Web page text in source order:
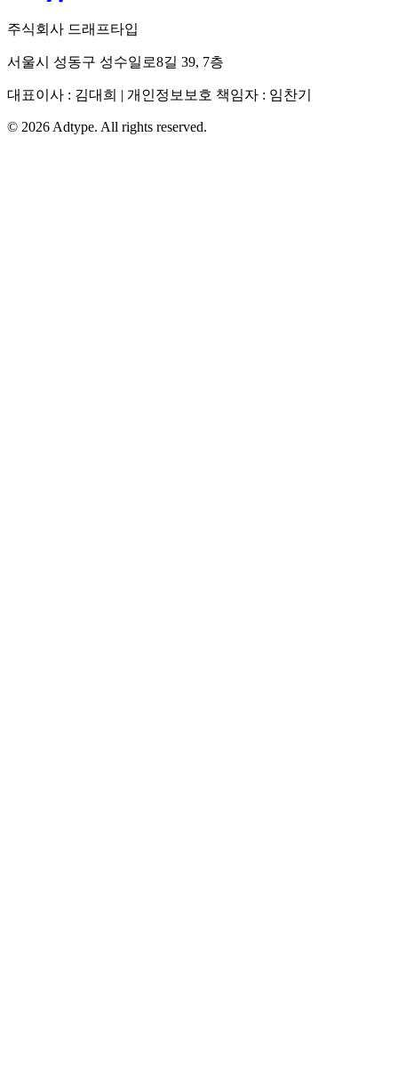
주식회사 드래프타입
서울시 성동구 성수일로8길 39, 7층
대표이사 : 김대희 | 개인정보보호 책임자 : 임찬기
© 2026 Adtype. All rights reserved.